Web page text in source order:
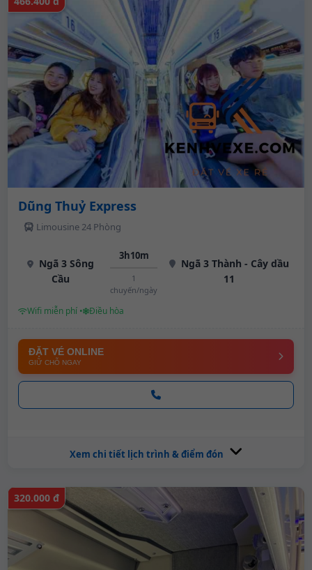
Dũng Thuỷ Express
Limousine 24 Phòng
Ngã 3 Sông
Cầu
3h10m
1
chuyến/ngày
Ngã 3 Thành - Cây dầu
11
Wifi miễn phí • Điều hòa
ĐẶT VÉ ONLINE
GIỮ CHỖ NGAY
Xem chi tiết lịch trình & điểm đón
320.000 đ